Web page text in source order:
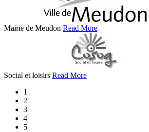
Mairie de Meudon Read More
Social et loisirs Read More
1
2
3
4
5